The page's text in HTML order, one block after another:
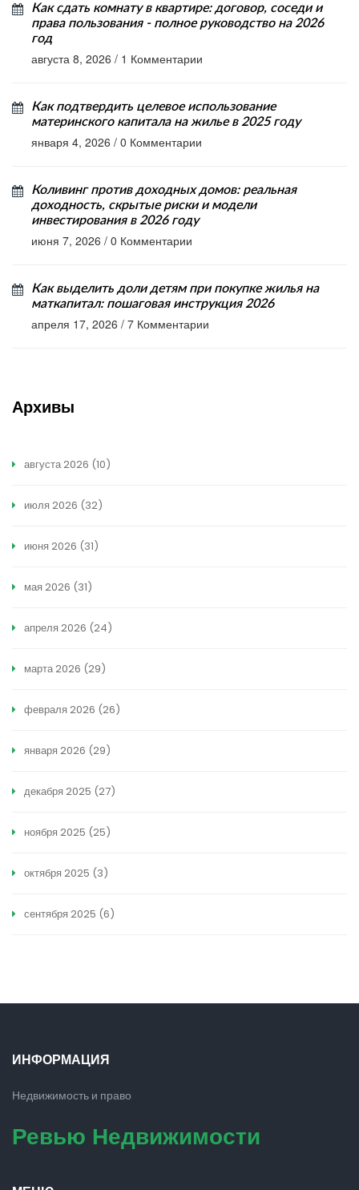
Как сдать комнату в квартире: договор, соседи и
права пользования - полное руководство на 2026
год
августа 8, 2026 / 1 Комментарии
Как подтвердить целевое использование
материнского капитала на жилье в 2025 году
января 4, 2026 / 0 Комментарии
Коливинг против доходных домов: реальная
доходность, скрытые риски и модели
инвестирования в 2026 году
июня 7, 2026 / 0 Комментарии
Как выделить доли детям при покупке жилья на
маткапитал: пошаговая инструкция 2026
апреля 17, 2026 / 7 Комментарии
Архивы
августа 2026 (10)
июля 2026 (32)
июня 2026 (31)
мая 2026 (31)
апреля 2026 (24)
марта 2026 (29)
февраля 2026 (26)
января 2026 (29)
декабря 2025 (27)
ноября 2025 (25)
октября 2025 (3)
сентября 2025 (6)
ИНФОРМАЦИЯ
Недвижимость и право
Ревью Недвижимости